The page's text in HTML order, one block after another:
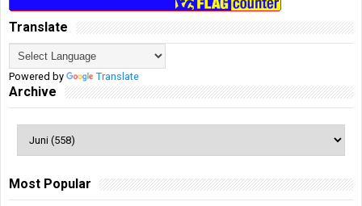
Translate
Powered by Translate
Archive
Most Popular